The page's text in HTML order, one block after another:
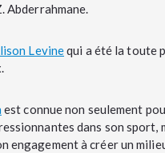
Abderrahmane.
Levinequi a été la toute
est connue non seulement
dans son sport,
engagement à créer un